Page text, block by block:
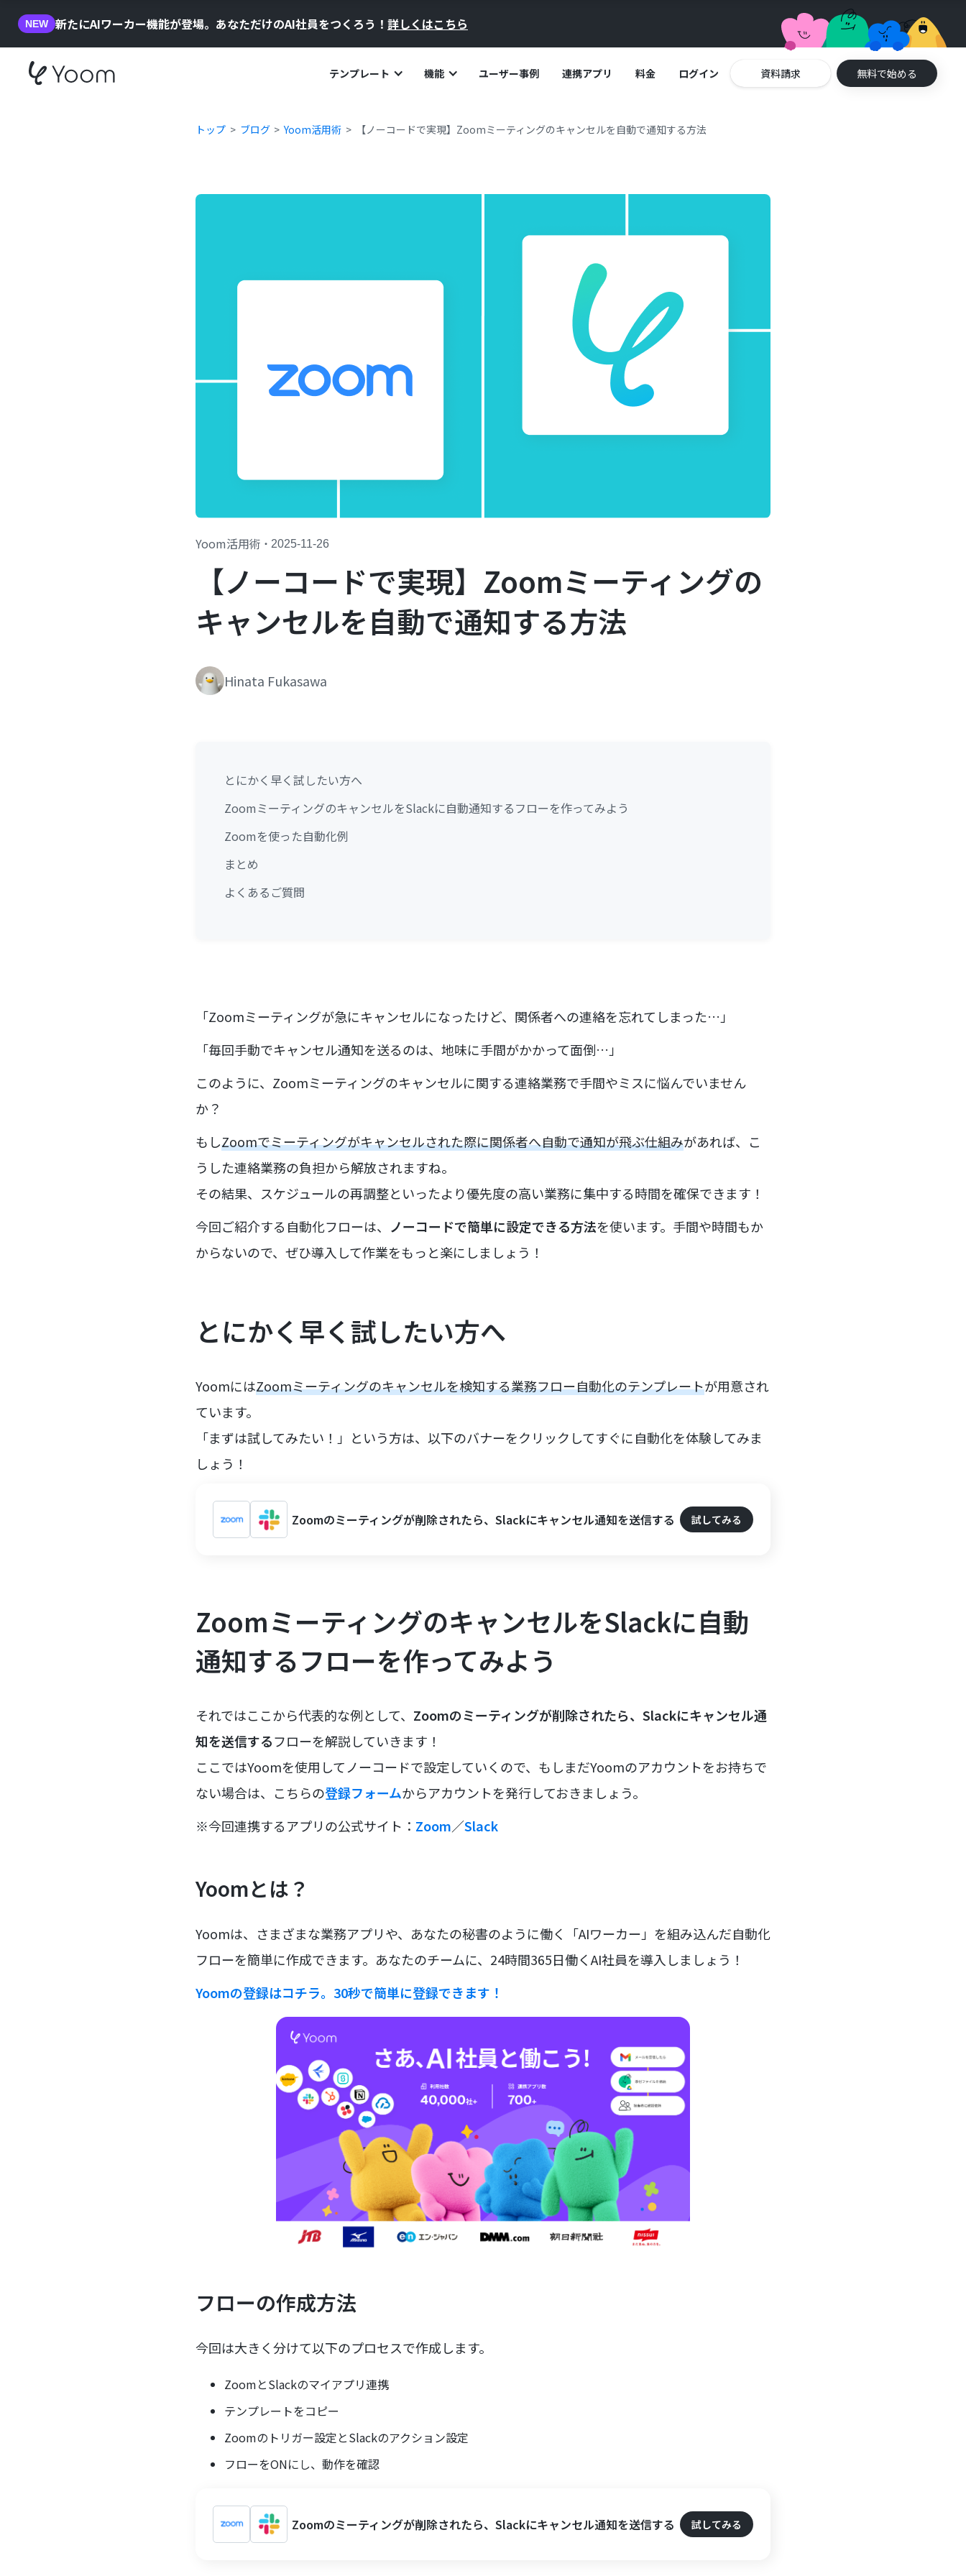
NEW 新たにAIワーカー機能が登場。あなただけのAI社員をつくろう！ 詳しくはこちら
テンプレート 機能 ユーザー事例 連携アプリ 料金 ログイン 資料請求 無料で始める
トップ ブログ Yoom活用術 【ノーコードで実現】Zoomミーティングのキャンセルを自動で通知する方法
Yoom活用術 ・ 2025-11-26
【ノーコードで実現】Zoomミーティングの
キャンセルを自動で通知する方法
Hinata Fukasawa
とにかく早く試したい方へ
ZoomミーティングのキャンセルをSlackに自動通知するフローを作ってみよう
Zoomを使った自動化例
まとめ
よくあるご質問
「Zoomミーティングが急にキャンセルになったけど、関係者への連絡を忘れてしまった…」
「毎回手動でキャンセル通知を送るのは、地味に手間がかかって面倒…」
このように、Zoomミーティングのキャンセルに関する連絡業務で手間やミスに悩んでいません
か？
もしZoomでミーティングがキャンセルされた際に関係者へ自動で通知が飛ぶ仕組みがあれば、こ
うした連絡業務の負担から解放されますね。
その結果、スケジュールの再調整といったより優先度の高い業務に集中する時間を確保できます！
今回ご紹介する自動化フローは、 ノーコードで簡単に設定できる方法を使います。手間や時間もか
からないので、ぜひ導入して作業をもっと楽にしましょう！
とにかく早く試したい方へ
YoomにはZoomミーティングのキャンセルを検知する業務フロー自動化のテンプレートが用意され
ています。
「まずは試してみたい！」という方は、以下のバナーをクリックしてすぐに自動化を体験してみま
しょう！
Zoomのミーティングが削除されたら、Slackにキャンセル通知を送信する 試してみる
ZoomミーティングのキャンセルをSlackに自動
通知するフローを作ってみよう
それではここから代表的な例として、 Zoomのミーティングが削除されたら、Slackにキャンセル通
知を送信するフローを解説していきます！
ここではYoomを使用してノーコードで設定していくので、もしまだYoomのアカウントをお持ちで
ない場合は、こちらの登録フォームからアカウントを発行しておきましょう。
※今回連携するアプリの公式サイト： Zoom／Slack
Yoomとは？
Yoomは、さまざまな業務アプリや、あなたの秘書のように働く「AIワーカー」を組み込んだ自動化
フローを簡単に作成できます。あなたのチームに、24時間365日働くAI社員を導入しましょう！
Yoomの登録はコチラ。30秒で簡単に登録できます！
フローの作成方法
今回は大きく分けて以下のプロセスで作成します。
ZoomとSlackのマイアプリ連携
テンプレートをコピー
Zoomのトリガー設定とSlackのアクション設定
フローをONにし、動作を確認
Zoomのミーティングが削除されたら、Slackにキャンセル通知を送信する 試してみる